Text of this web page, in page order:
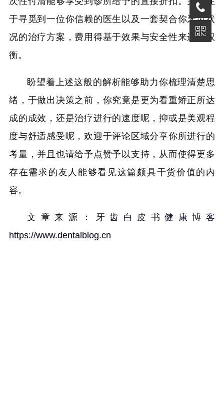
于寻觅到一位你信赖的医生以及一套契合你牙齿状
况的治疗方案，费用得基于效果与安全性来进行权
衡。
盼望着上述这般的解析能够助力你梳理清楚思
绪，于做出决策之前，你究竟是更为看重矫正所达
成的成效，还是治疗进行的速度呢，抑或是美观程
度与舒适感受呢，欢迎于评论区域分享你所进行的
考量，并且也请给予点赞予以支持，从而使得更多
存在需求的友人能够看见这篇颇具干货价值的内
容。
文章来源：
牙齿白皮书健康博客
https://www.dentalblog.cn